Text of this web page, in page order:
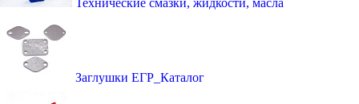
Технические смазки, жидкости, масла
Заглушки ЕГР_Каталог